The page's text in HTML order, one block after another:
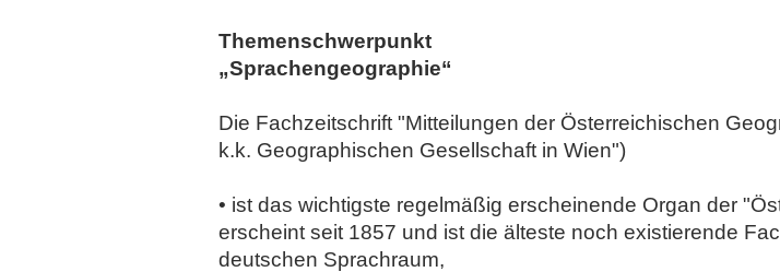
Themenschwerpunkt
„Sprachengeographie“
Die Fachzeitschrift "Mitteilungen der Österreichischen
k.k. Geographischen Gesellschaft in Wien")
• ist das wichtigste regelmäßig erscheinende Organ der
erscheint seit 1857 und ist die älteste noch existierende
deutschen Sprachraum,